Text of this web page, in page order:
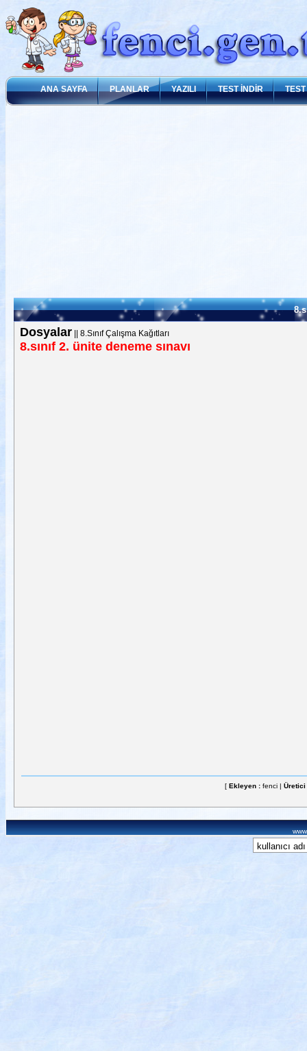
ANA SAYFA PLANLAR YAZILI TEST İNDİR
Dosyalar|| 8.Sınıf Çalışma Kağıtları
8.sınıf 2. ünite deneme sınavı
[ Ekleyen : fenci |